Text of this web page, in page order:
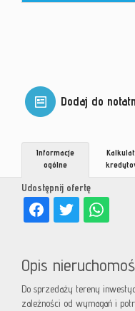
Dodaj do
Udostępnij ofertę
Informacje
ogólne
Opis
Do sprzedaży tereny
zależności od wymagań i